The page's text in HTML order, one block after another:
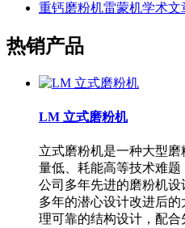
重钙磨粉机雷蒙机学术文
热销产品
LM 立式磨粉机
立式磨粉机是一种大型
量低、耗能高等技术难
公司多年先进的磨粉机
多年的潜心设计改进后
理可靠的结构设计，配